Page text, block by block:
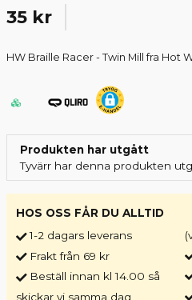
35 kr
HW Braille Racer - Twin Mill fra Hot
Produkten har utgått
Tyvärr har denna produkten
HOS OSS FÅR DU ALLTID
1-2 dagars leverans
Frakt från 69 kr
Beställ innan kl 14.00 så
skickar vi samma dag